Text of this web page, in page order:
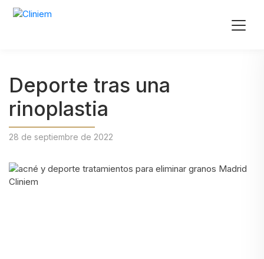
Deporte tras una
rinoplastia
28 de septiembre de 2022